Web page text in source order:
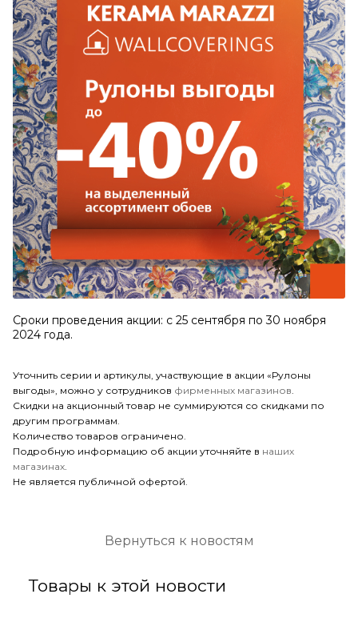
Cроки проведения акции: с 25 сентября по 30 ноября
2024 года.
Уточнить серии и артикулы, участвующие в акции «Рулоны
выгоды», можно у сотрудников фирменных магазинов
Скидки на акционный товар не суммируются со скидками по
другим программам.
Количество товаров ограничено.
Подробную информацию об акции уточняйте в наших
магазинах
Не является публичной офертой.
Вернуться к новостям
Товары к этой новости